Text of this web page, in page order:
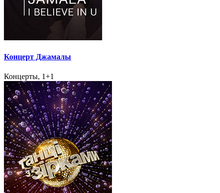
Концерт Джамалы
Концерты, 1+1